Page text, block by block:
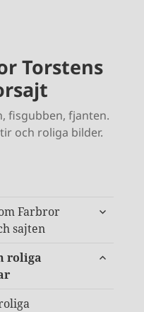
Torstens
fisgubben, fjanten.
och roliga bilder.
Farbror
sajten
expandera
roliga
expandera